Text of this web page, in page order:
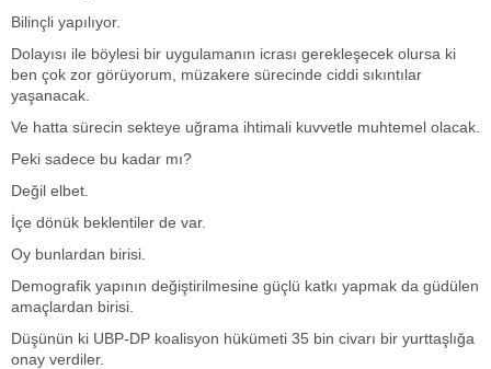
Bilinçli yapılıyor.
Dolayısı ile böylesi bir uygulamanın icrası gerekleşecek olursa ki
ben çok zor görüyorum, müzakere sürecinde ciddi sıkıntılar
yaşanacak.
Ve hatta sürecin sekteye uğrama ihtimali kuvvetle muhtemel olacak.
Peki sadece bu kadar mı?
Değil elbet.
İçe dönük beklentiler de var.
Oy bunlardan birisi.
Demografik yapının değiştirilmesine güçlü katkı yapmak da güdülen
amaçlardan birisi.
Düşünün ki UBP-DP koalisyon hükümeti 35 bin civarı bir yurttaşlığa
onay verdiler.